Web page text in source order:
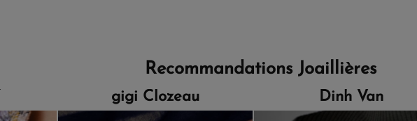
Recommandations Joaillières
gigi Clozeau Dinh Van